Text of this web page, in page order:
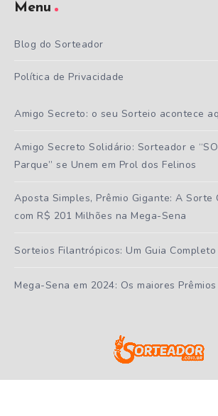
Menu
Blog do Sorteador
Política de Privacidade
Amigo Secreto: o seu Sorteio acontece
Amigo Secreto Solidário: Sorteador e
Parque” se Unem em Prol dos Felinos
Aposta Simples, Prêmio Gigante: A Sorte
com R$ 201 Milhões na Mega-Sena
Sorteios Filantrópicos: Um Guia Completo
Mega-Sena em 2024: Os maiores